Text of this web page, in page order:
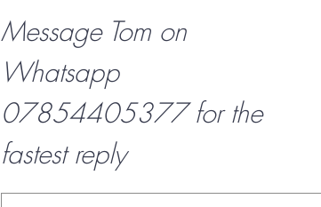
Message Tom on
Whatsapp
07854405377 for the
fastest reply